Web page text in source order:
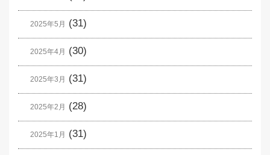
2025年5月 (31)
2025年4月 (30)
2025年3月 (31)
2025年2月 (28)
2025年1月 (31)